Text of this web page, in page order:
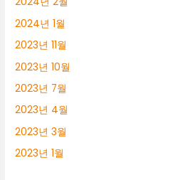
2024년 1월
2023년 11월
2023년 10월
2023년 7월
2023년 4월
2023년 3월
2023년 1월